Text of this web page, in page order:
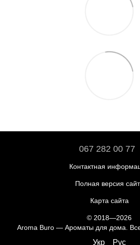
067 282 00 77
Контактная
Полная версия
Карта сайта
© 2018—2026
Aroma Buro — Ароматы для дома .
Укр Рус